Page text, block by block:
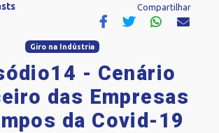
Compartilhar
Giro na Indústria
- Cenário
das Empresas
da Covid-19